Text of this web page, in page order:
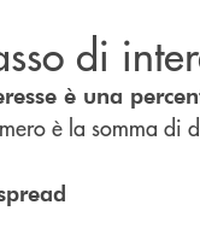
di
è una
è la somma di